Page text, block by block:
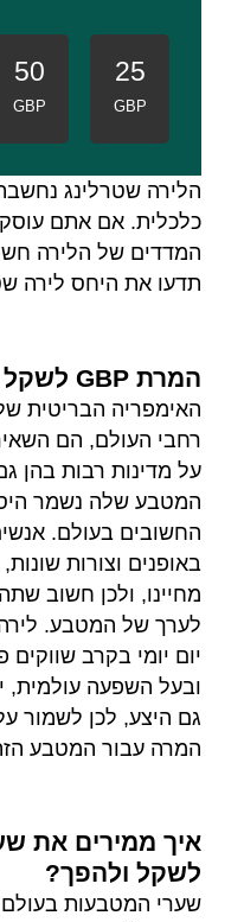
25
GBP
50
GBP
הלירה שטרלינג
כלכלית. אם אתם
המדדים של הלירה
תדעו את היחס לירה
המרת GBP לשקל
האימפריה הבריטית
רחבי העולם, הם
על מדינות רבות בהן
המטבע שלה נשמר
החשובים בעולם.
באופנים וצורות
מחיינו, ולכן חשוב
לערך של המטבע.
יום יומי בקרב
ובעל השפעה עולמית,
גם היצע, לכן לשמור
המרה עבור המטבע הזה
איך ממירים את
לשקל ולהפך?
שערי המטבעות בעולם